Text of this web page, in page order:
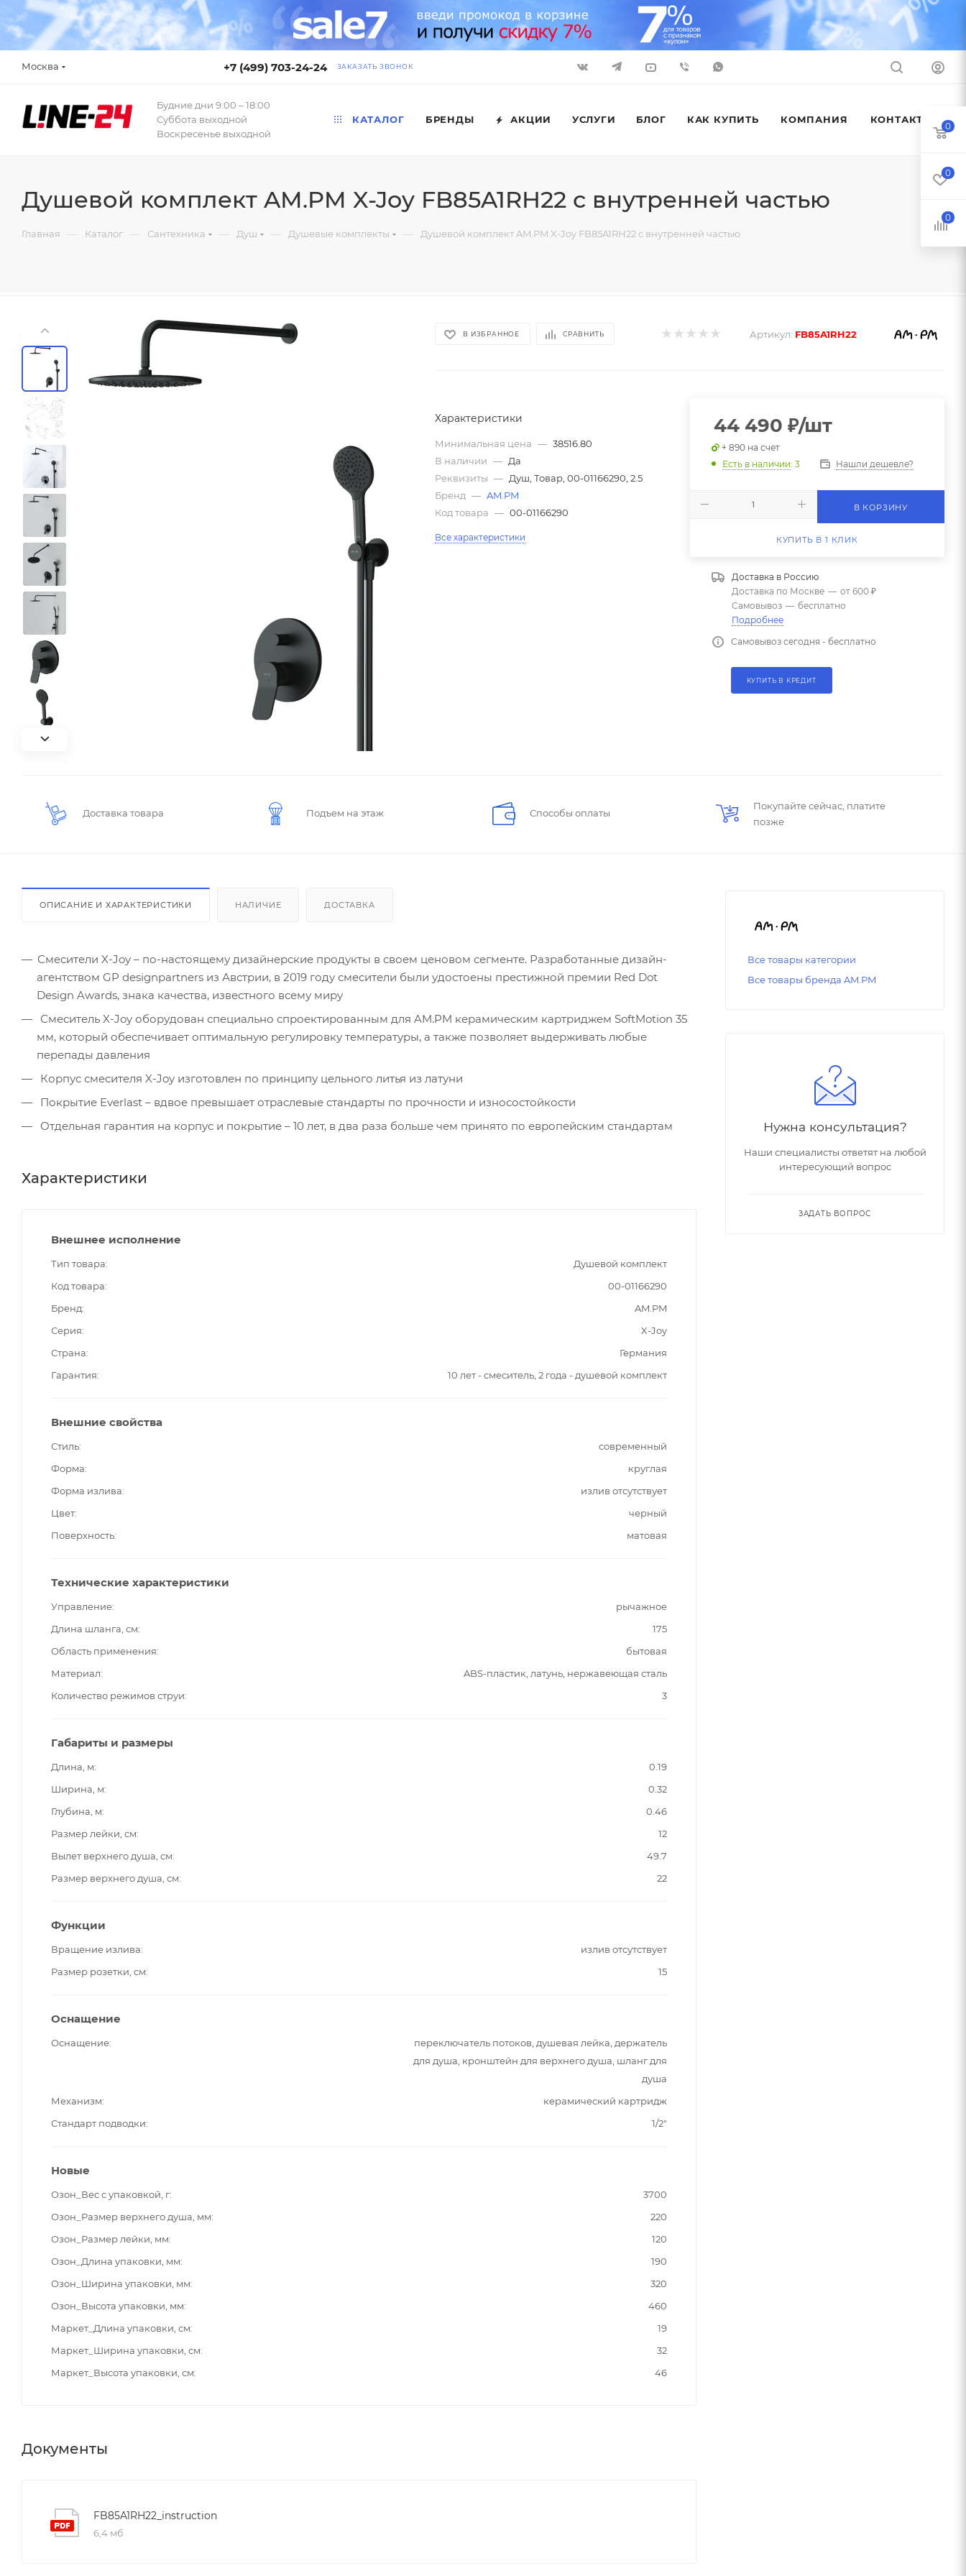
Москва +7 (499) 703-24-24 ЗАКАЗАТЬ ЗВОНОК
Будние дни 9:00 – 18:00
Суббота выходной
Воскресенье выходной
КАТАЛОГ БРЕНДЫ АКЦИИ УСЛУГИ БЛОГ КАК КУПИТЬ КОМПАНИЯ КОНТАКТЫ
Душевой комплект AM.PM X-Joy FB85A1RH22 с внутренней частью
Главная — Каталог — Сантехника — Душ — Душевые комплекты — Душевой комплект AM.PM X-Joy FB85A1RH22 с внутренней частью
В ИЗБРАННОЕ СРАВНИТЬ Артикул: FB85A1RH22
Характеристики
Минимальная цена — 38516.80
В наличии — Да
Реквизиты — Душ, Товар, 00-01166290, 2.5
Бренд — AM.PM
Код товара — 00-01166290
Все характеристики
44 490 ₽/шт
+ 890 на счет
Есть в наличии: 3 Нашли дешевле?
В КОРЗИНУ
КУПИТЬ В 1 КЛИК
Доставка в Россию
Доставка по Москве — от 600 ₽
Самовывоз — бесплатно
Подробнее
Самовывоз сегодня - бесплатно
КУПИТЬ В КРЕДИТ
Доставка товара Подъем на этаж Способы оплаты
Покупайте сейчас, платите
позже
ОПИСАНИЕ И ХАРАКТЕРИСТИКИ НАЛИЧИЕ ДОСТАВКА
Смесители X-Joy – по-настоящему дизайнерские продукты в своем ценовом сегменте. Разработанные дизайн-
агентством GP designpartners из Австрии, в 2019 году смесители были удостоены престижной премии Red Dot
Design Awards, знака качества, известного всему миру
Смеситель X-Joy оборудован специально спроектированным для AM.PM керамическим картриджем SoftMotion 35
мм, который обеспечивает оптимальную регулировку температуры, а также позволяет выдерживать любые
перепады давления
Корпус смесителя X-Joy изготовлен по принципу цельного литья из латуни
Покрытие Everlast – вдвое превышает отраслевые стандарты по прочности и износостойкости
Отдельная гарантия на корпус и покрытие – 10 лет, в два раза больше чем принято по европейским стандартам
Характеристики
Внешнее исполнение
Тип товара
Душевой комплект
Код товара
00-01166290
Бренд
AM.PM
Серия
X-Joy
Страна
Германия
Гарантия
10 лет - смеситель, 2 года - душевой комплект
Внешние свойства
Стиль
современный
Форма
круглая
Форма излива
излив отсутствует
Цвет
черный
Поверхность
матовая
Технические характеристики
Управление
рычажное
Длина шланга, см
175
Область применения
бытовая
Материал
ABS-пластик, латунь, нержавеющая сталь
Количество режимов струи
3
Габариты и размеры
Длина, м
0.19
Ширина, м
0.32
Глубина, м
0.46
Размер лейки, см
12
Вылет верхнего душа, см
49.7
Размер верхнего душа, см
22
Функции
Вращение излива
излив отсутствует
Размер розетки, см
15
Оснащение
Оснащение
переключатель потоков, душевая лейка, держатель
для душа, кронштейн для верхнего душа, шланг для
душа
Механизм
керамический картридж
Стандарт подводки
1/2"
Новые
Озон_Вес с упаковкой, г
3700
Озон_Размер верхнего душа, мм
220
Озон_Размер лейки, мм
120
Озон_Длина упаковки, мм
190
Озон_Ширина упаковки, мм
320
Озон_Высота упаковки, мм
460
Маркет_Длина упаковки, см
19
Маркет_Ширина упаковки, см
32
Маркет_Высота упаковки, см
46
Документы
FB85A1RH22_instruction
6,4 мб
Все товары категории
Все товары бренда AM.PM
Нужна консультация?
Наши специалисты ответят на любой
интересующий вопрос
ЗАДАТЬ ВОПРОС
0
0
0